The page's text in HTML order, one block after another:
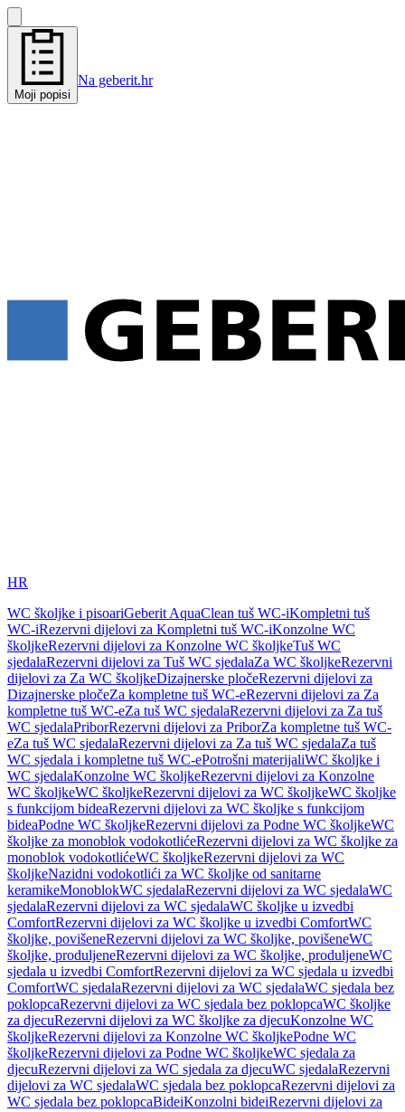
Moji popisi
Na geberit.hr
HR
WC školjke i pisoariGeberit AquaClean tuš WC-iKompletni tuš
WC-iRezervni dijelovi za Kompletni tuš WC-iKonzolne WC
školjkeRezervni dijelovi za Konzolne WC školjkeTuš WC
sjedalaRezervni dijelovi za Tuš WC sjedalaZa WC školjkeRezervni
dijelovi za Za WC školjkeDizajnerske pločeRezervni dijelovi za
Dizajnerske pločeZa kompletne tuš WC-eRezervni dijelovi za Za
kompletne tuš WC-eZa tuš WC sjedalaRezervni dijelovi za Za tuš
WC sjedalaPriborRezervni dijelovi za PriborZa kompletne tuš WC-
eZa tuš WC sjedalaRezervni dijelovi za Za tuš WC sjedalaZa tuš
WC sjedala i kompletne tuš WC-ePotrošni materijaliWC školjke i
WC sjedalaKonzolne WC školjkeRezervni dijelovi za Konzolne
WC školjkeWC školjkeRezervni dijelovi za WC školjkeWC školjke
s funkcijom bideaRezervni dijelovi za WC školjke s funkcijom
bideaPodne WC školjkeRezervni dijelovi za Podne WC školjkeWC
školjke za monoblok vodokotlićeRezervni dijelovi za WC školjke za
monoblok vodokotlićeWC školjkeRezervni dijelovi za WC
školjkeNazidni vodokotlići za WC školjke od sanitarne
keramikeMonoblokWC sjedalaRezervni dijelovi za WC sjedalaWC
sjedalaRezervni dijelovi za WC sjedalaWC školjke u izvedbi
ComfortRezervni dijelovi za WC školjke u izvedbi ComfortWC
školjke, povišeneRezervni dijelovi za WC školjke, povišeneWC
školjke, produljeneRezervni dijelovi za WC školjke, produljeneWC
sjedala u izvedbi ComfortRezervni dijelovi za WC sjedala u izvedbi
ComfortWC sjedalaRezervni dijelovi za WC sjedalaWC sjedala bez
poklopcaRezervni dijelovi za WC sjedala bez poklopcaWC školjke
za djecuRezervni dijelovi za WC školjke za djecuKonzolne WC
školjkeRezervni dijelovi za Konzolne WC školjkePodne WC
školjkeRezervni dijelovi za Podne WC školjkeWC sjedala za
djecuRezervni dijelovi za WC sjedala za djecuWC sjedalaRezervni
dijelovi za WC sjedalaWC sjedala bez poklopcaRezervni dijelovi za
WC sjedala bez poklopcaBideiKonzolni bideiRezervni dijelovi za